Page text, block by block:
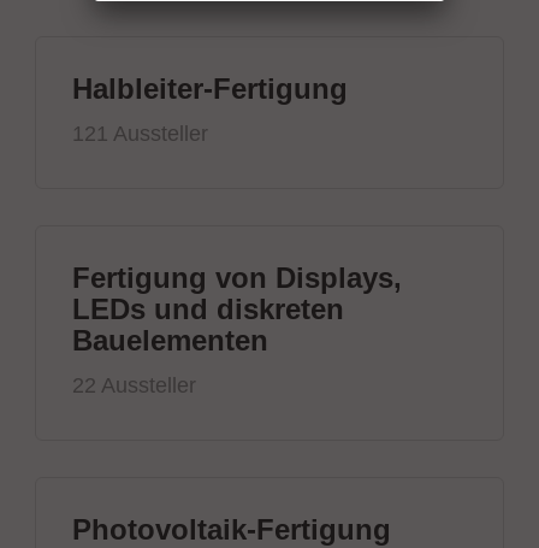
Halbleiter-Fertigung
121 Aussteller
Fertigung von Displays,
LEDs und diskreten
Bauelementen
22 Aussteller
Photovoltaik-Fertigung